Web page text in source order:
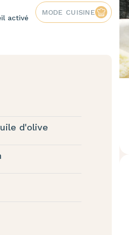
activé
MODE CUISINE
d'olive